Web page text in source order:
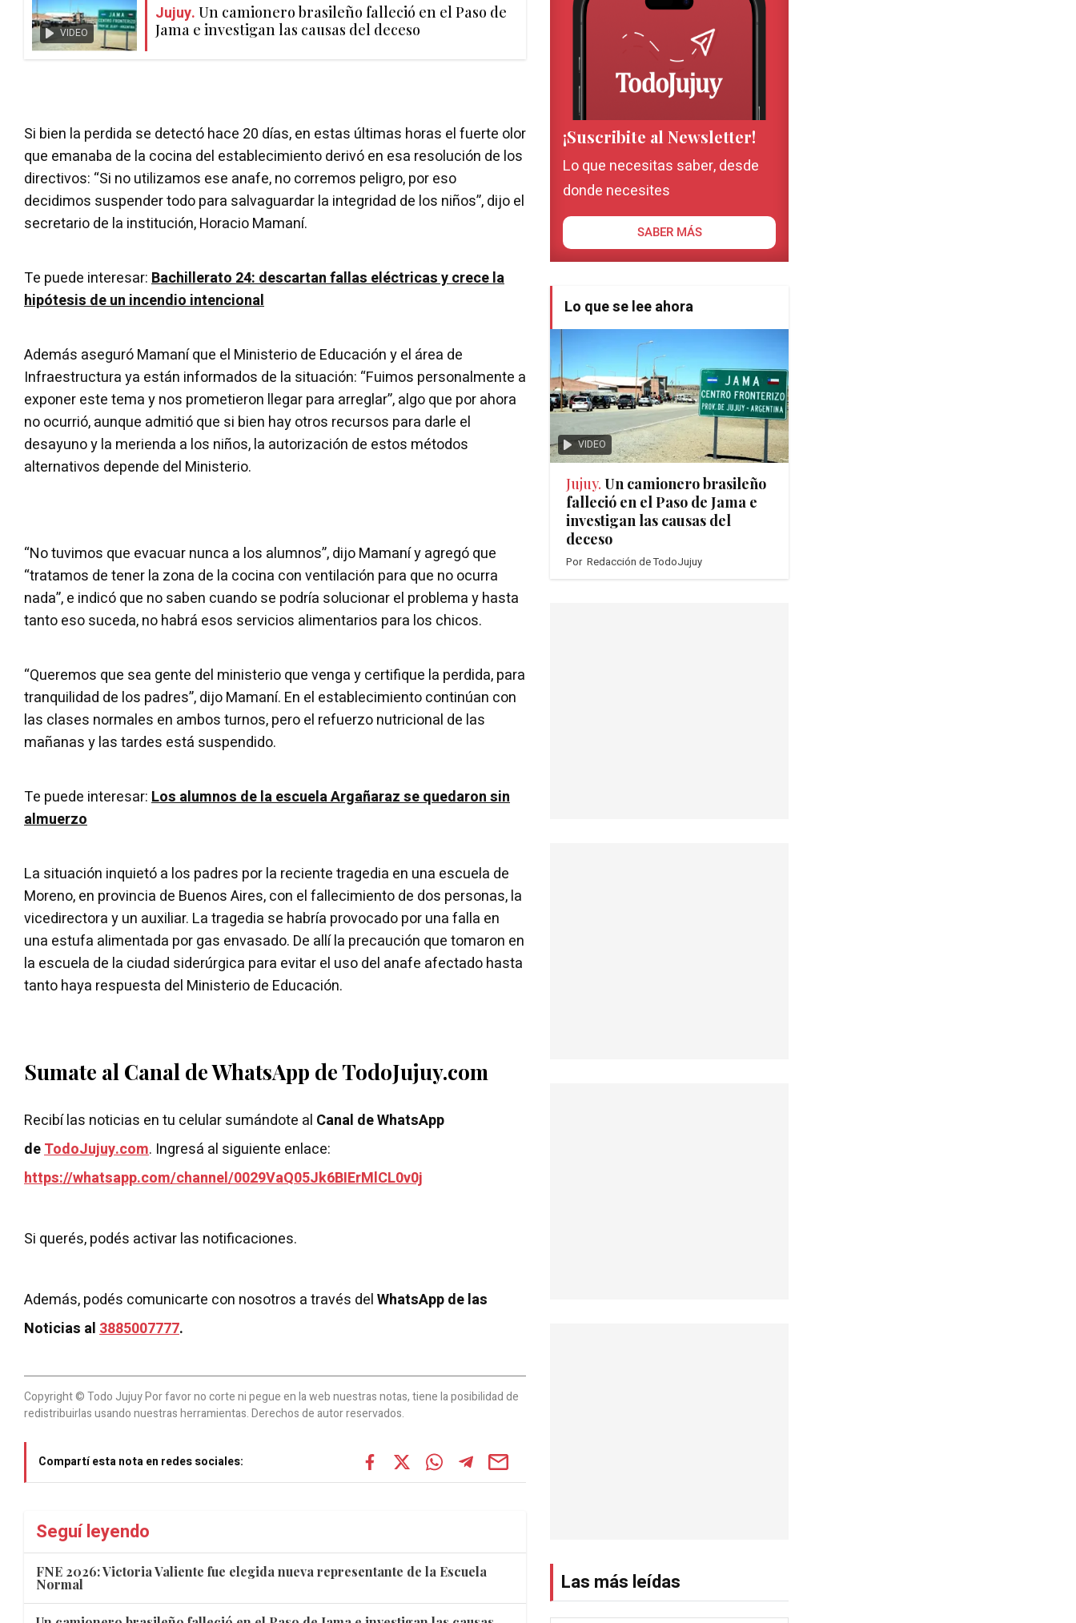
VIDEO
Jujuy. Un camionero brasileño falleció en el Paso de
Jama e investigan las causas del deceso
Si bien la perdida se detectó hace 20 días, en estas últimas horas el fuerte olor
que emanaba de la cocina del establecimiento derivó en esa resolución de los
directivos: “Si no utilizamos ese anafe, no corremos peligro, por eso
decidimos suspender todo para salvaguardar la integridad de los niños”, dijo el
secretario de la institución, Horacio Mamaní.
Te puede interesar:Bachillerato 24: descartan fallas eléctricas y crece la
hipótesis de un incendio intencional
Además aseguró Mamaní que el Ministerio de Educación y el área de
Infraestructura ya están informados de la situación: “Fuimos personalmente a
exponer este tema y nos prometieron llegar para arreglar”, algo que por ahora
no ocurrió, aunque admitió que si bien hay otros recursos para darle el
desayuno y la merienda a los niños, la autorización de estos métodos
alternativos depende del Ministerio.
“No tuvimos que evacuar nunca a los alumnos”, dijo Mamaní y agregó que
“tratamos de tener la zona de la cocina con ventilación para que no ocurra
nada”, e indicó que no saben cuando se podría solucionar el problema y hasta
tanto eso suceda, no habrá esos servicios alimentarios para los chicos.
“Queremos que sea gente del ministerio que venga y certifique la perdida, para
tranquilidad de los padres”, dijo Mamaní. En el establecimiento continúan con
las clases normales en ambos turnos, pero el refuerzo nutricional de las
mañanas y las tardes está suspendido.
Te puede interesar:Los alumnos de la escuela Argañaraz se quedaron sin
almuerzo
La situación inquietó a los padres por la reciente tragedia en una escuela de
Moreno, en provincia de Buenos Aires, con el fallecimiento de dos personas, la
vicedirectora y un auxiliar. La tragedia se habría provocado por una falla en
una estufa alimentada por gas envasado. De allí la precaución que tomaron en
la escuela de la ciudad siderúrgica para evitar el uso del anafe afectado hasta
tanto haya respuesta del Ministerio de Educación.
Sumate al Canal de WhatsApp de TodoJujuy.com
Recibí las noticias en tu celular sumándote al Canal de WhatsApp
deTodoJujuy.com. Ingresá al siguiente enlace:
https://whatsapp.com/channel/0029VaQ05Jk6BIErMlCL0v0j
Si querés, podés activar las notificaciones.
Además, podés comunicarte con nosotros a través delWhatsApp de las
Noticias al3885007777.
Copyright © Todo Jujuy Por favor no corte ni pegue en la web nuestras notas, tiene la posibilidad de
redistribuirlas usando nuestras herramientas. Derechos de autor reservados.
Compartí esta nota en redes sociales:
Seguí leyendo
FNE 2026: Victoria Valiente fue elegida nueva representante de la Escuela
Normal
¡Suscribite al Newsletter!
Lo que necesitas saber, desde
donde necesites
SABER MÁS
Lo que se lee ahora
VIDEO
Jujuy. Un camionero brasileño
falleció en el Paso de Jama e
investigan las causas del
deceso
Por Redacción de TodoJujuy
Las más leídas